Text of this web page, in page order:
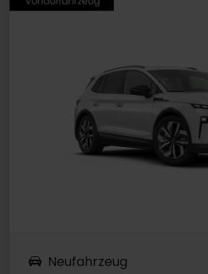
Neufahrzeug